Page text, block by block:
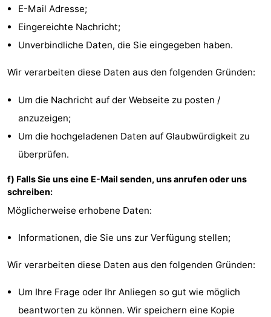
E-Mail Adresse;
Eingereichte Nachricht;
Unverbindliche Daten, die Sie eingegeben haben.
Wir verarbeiten diese Daten aus den folgenden Gründen:
Um die Nachricht auf der Webseite zu posten /
anzuzeigen;
Um die hochgeladenen Daten auf Glaubwürdigkeit zu
überprüfen.
f) Falls Sie uns eine E-Mail senden, uns anrufen oder uns
schreiben:
Möglicherweise erhobene Daten:
Informationen, die Sie uns zur Verfügung stellen;
Wir verarbeiten diese Daten aus den folgenden Gründen:
Um Ihre Frage oder Ihr Anliegen so gut wie möglich
beantworten zu können. Wir speichern eine Kopie